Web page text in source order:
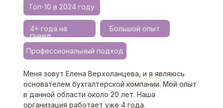
4+ года на
рынке
Топ-10 в 2024 году
Большой опыт
Профессиональный подход
Меня зовут Елена Верхоланцева, и я являюсь
основателем бухгалтерской компании. Мой опыт
в данной области около 20 лет. Наша
организация работает уже 4 года.